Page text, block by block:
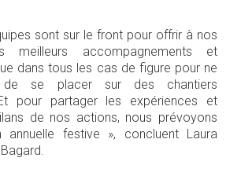
sont sur le front pour offrir à nos
meilleurs accompagnements et
dans tous les cas de figure pour ne
de se placer sur des chantiers
pour partager les expériences et
de nos actions, nous prévoyons
annuelle festive », concluent Laura